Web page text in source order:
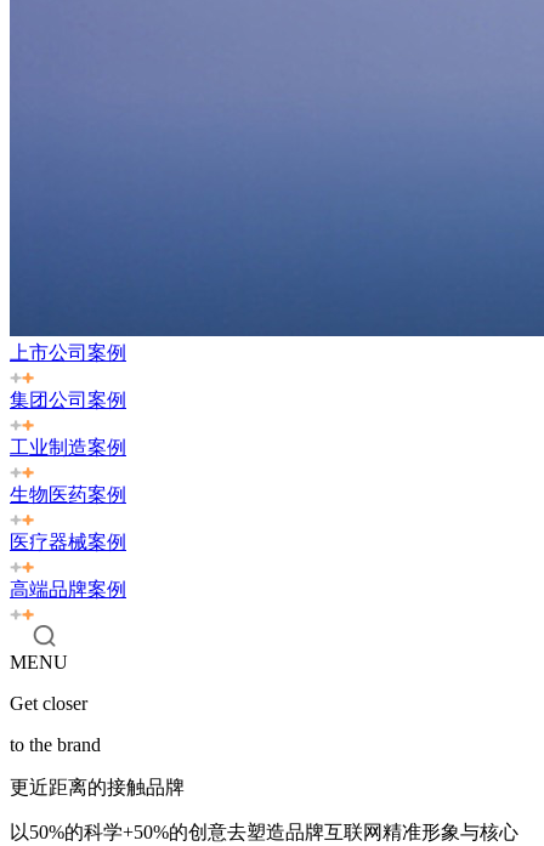
上市公司案例
集团公司案例
工业制造案例
生物医药案例
医疗器械案例
高端品牌案例
MENU
Get closer
to the brand
更近距离的接触品牌
以50%的科学+50%的创意去塑造品牌互联网精准形象与核心